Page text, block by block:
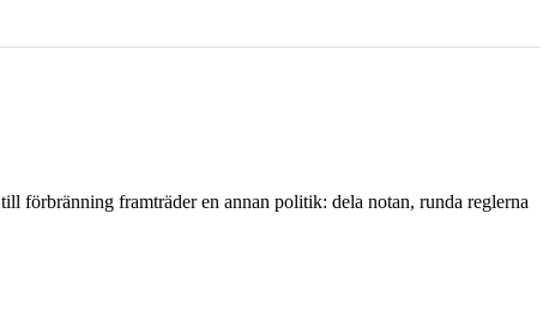
förbränning framträder en annan politik: dela notan, runda reglerna